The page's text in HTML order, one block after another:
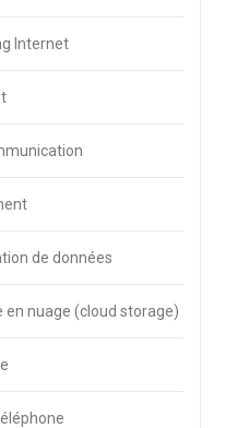
Internet
de données
en nuage (cloud storage)